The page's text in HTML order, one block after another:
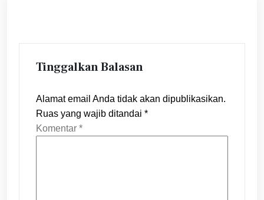
Tinggalkan Balasan
Alamat email Anda tidak akan dipublikasikan.
Ruas yang wajib ditandai *
Komentar *